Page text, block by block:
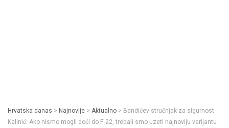
Hrvatska danas > Najnovije > Aktualno > Bandićev stručnjak za sigurnost
Kalinić: Ako nismo mogli doći do F-22, trebali smo uzeti najnoviju varijantu